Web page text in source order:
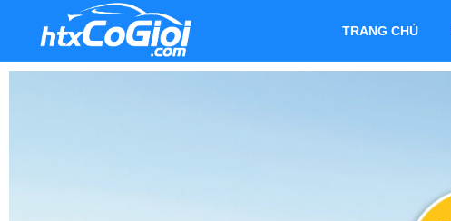
TRANG CHỦ